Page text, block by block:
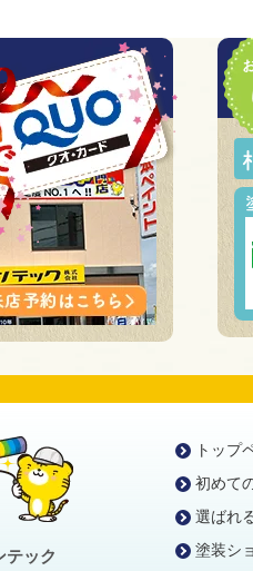
テック
トップ
初めて
選ばれ
塗装シ